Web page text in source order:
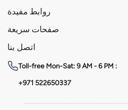
روابط مفيدة
صفحات سريعة
اتصل بنا
Toll-free Mon-Sat: 9 AM - 6 PM :
+971 522650337